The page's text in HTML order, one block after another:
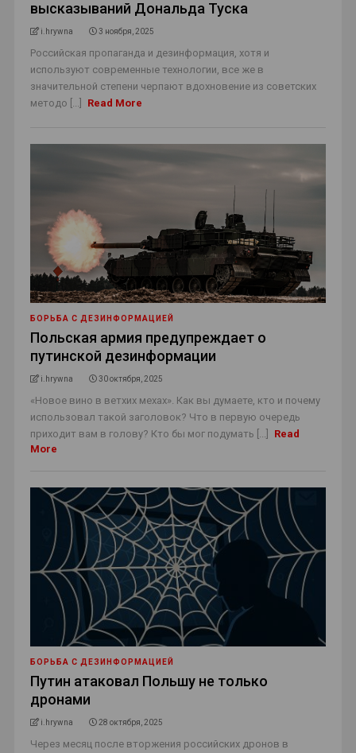
высказываний Дональда Туска
i.hrywna 3 ноября, 2025
Российская пропаганда и дезинформация, хотя и
используют современные технологии, все же в
значительной степени черпают вдохновение из советских
методо [...]
Read More
БОРЬБА С ДЕЗИНФОРМАЦИЕЙ
Польская армия предупреждает о
путинской дезинформации
i.hrywna 30 октября, 2025
«Новое вино в ветхих мехах». Как вы думаете, кто и почему
использовал такой заголовок? Что в первую очередь
приходит вам в голову? Кто бы мог подумать [...]
Read
More
БОРЬБА С ДЕЗИНФОРМАЦИЕЙ
Путин атаковал Польшу не только
дронами
i.hrywna 28 октября, 2025
Через месяц после вторжения российских дронов в